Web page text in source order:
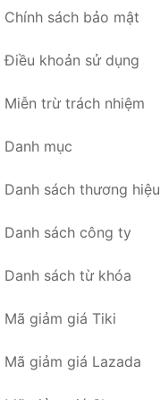
Chính sách bảo mật
Điều khoản sử dụng
Miễn trừ trách nhiệm
Danh mục
Danh sách thương hiệu
Danh sách công ty
Danh sách từ khóa
Mã giảm giá Tiki
Mã giảm giá Lazada